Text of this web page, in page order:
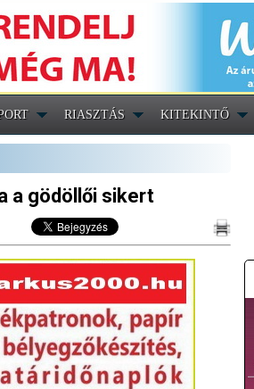
RIASZTÁS KITEKINTŐ
a gödöllői sikert